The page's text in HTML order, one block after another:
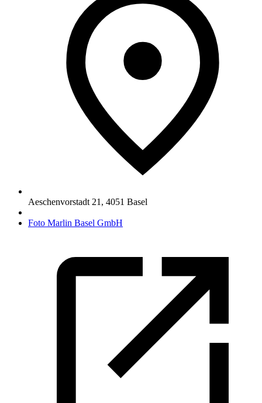
Aeschenvorstadt 21 , 4051 Basel
Foto Marlin Basel GmbH